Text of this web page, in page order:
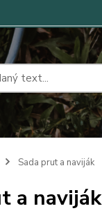
Sada prut a naviják
a naviják